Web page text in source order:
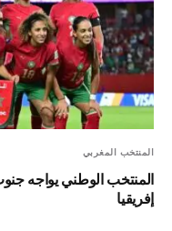
المنتخب المغربي
المنتخب الوطني يواجه
إفريقيا